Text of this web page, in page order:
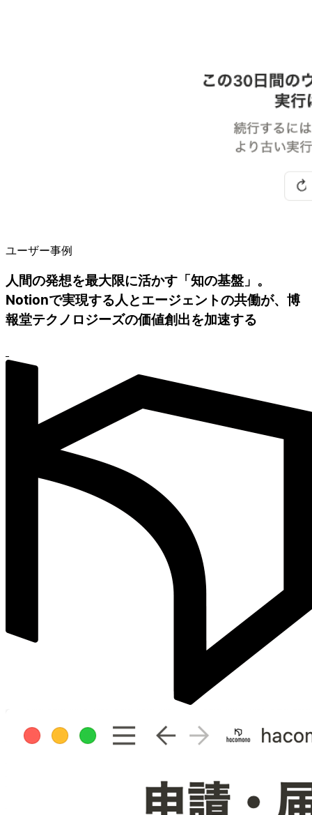
ユーザー事例
人間の発想を最大限に活かす「知の基盤」。
Notionで実現する人とエージェントの共働が、博
報堂テクノロジーズの価値創出を加速する